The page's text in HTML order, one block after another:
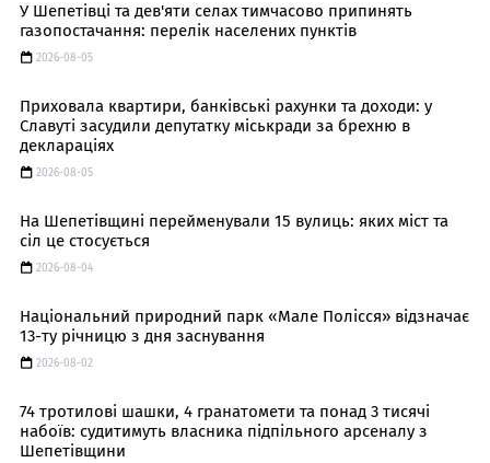
У Шепетівці та дев'яти селах тимчасово припинять
газопостачання: перелік населених пунктів
2026-08-05
Приховала квартири, банківські рахунки та доходи: у
Славуті засудили депутатку міськради за брехню в
деклараціях
2026-08-05
На Шепетівщині перейменували 15 вулиць: яких міст та
сіл це стосується
2026-08-04
Національний природний парк «Мале Полісся» відзначає
13-ту річницю з дня заснування
2026-08-02
74 тротилові шашки, 4 гранатомети та понад 3 тисячі
набоїв: судитимуть власника підпільного арсеналу з
Шепетівщини